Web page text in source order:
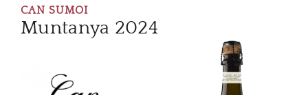
CAN SUMOI
Muntanya 2024